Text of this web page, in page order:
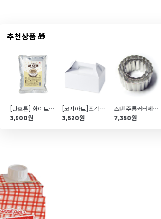
추천상품 🎁
[반호튼] 화이트초콜릿(200g\/코팅용)
3,900원
[코지아트]조각케이크상자 (퓨어화이트\/대\/5개)
3,520원
스텐 주름커터세트 쿠키틀 (쿠키커터 케이스포함 3종)
7,350원
브랜드샵신상품 TOP50 특가/혜택